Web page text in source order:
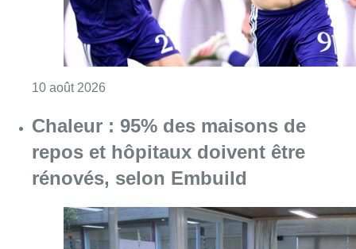
10 août 2026
Chaleur : 95% des maisons de
repos et hôpitaux doivent être
rénovés, selon Embuild